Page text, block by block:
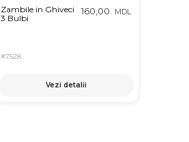
Zambile in Ghiveci
3 Bulbi
#7528
160,00 MDL
Vezi detalii